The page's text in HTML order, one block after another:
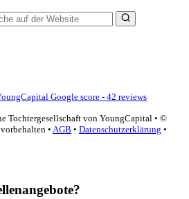
Google score - 42 reviews
Tochtergesellschaft von YoungCapital • ©
• AGB • Datenschutzerklärung •